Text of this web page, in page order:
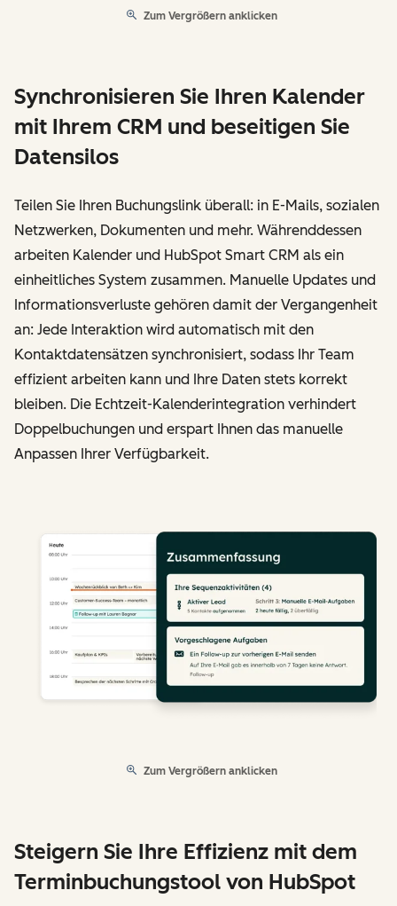
Zum Vergrößern anklicken
Synchronisieren Sie Ihren Kalender
mit Ihrem CRM und beseitigen Sie
Datensilos
Teilen Sie Ihren Buchungslink überall: in E-Mails, sozialen
Netzwerken, Dokumenten und mehr. Währenddessen
arbeiten Kalender und HubSpot Smart CRM als ein
einheitliches System zusammen. Manuelle Updates und
Informationsverluste gehören damit der Vergangenheit
an: Jede Interaktion wird automatisch mit den
Kontaktdatensätzen synchronisiert, sodass Ihr Team
effizient arbeiten kann und Ihre Daten stets korrekt
bleiben. Die Echtzeit-Kalenderintegration verhindert
Doppelbuchungen und erspart Ihnen das manuelle
Anpassen Ihrer Verfügbarkeit.
Zum Vergrößern anklicken
Steigern Sie Ihre Effizienz mit dem
Terminbuchungstool von HubSpot